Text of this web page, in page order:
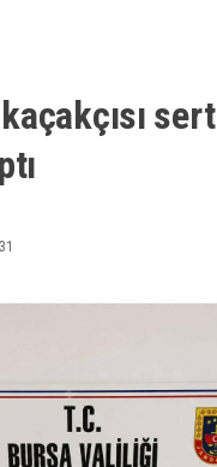
sert